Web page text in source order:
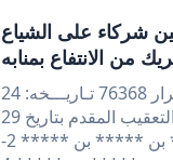
: دعوى كف الشغب بين شركاء على الشياع
من الانتفاع بمنابه
الجمهــوريّة التـونـــسيّة وزارة العـــــــــدل محكمــــــة التعقــيب عـ ـدد القرار 76368 تـاريـــخه: 24
اكتوبر 2025 أصدرت محكمة التعقيب القرار التالي : بعد الإطلاع على مطلب التعقيب المقدم بتاريخ 29
جويلية 2024 من الأستاذ ***** المحامي لدى التعقيب في حق : 1- ***** بن ***** بن ***** 2-